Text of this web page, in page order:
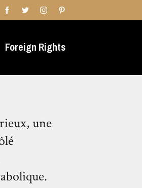
Foreign Rights
une